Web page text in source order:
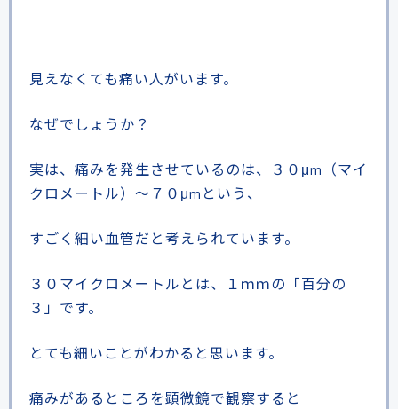
見えなくても痛い人がいます。
なぜでしょうか？
実は、痛みを発生させているのは、３０μm（マイ
クロメートル）～７０μmという、
すごく細い血管だと考えられています。
３０マイクロメートルとは、１ｍｍの「百分の
３」です。
とても細いことがわかると思います。
痛みがあるところを顕微鏡で観察すると